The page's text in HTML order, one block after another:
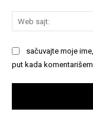
sačuvajte moje
put kada